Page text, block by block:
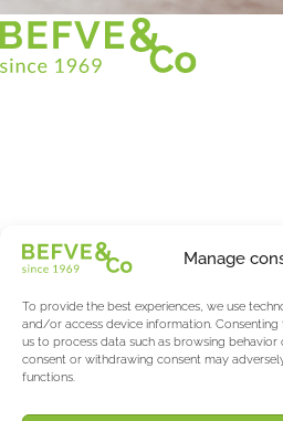
Manage
To provide the best experiences, we use
and/or access device information.
us to process data such as browsing behavior
consent or withdrawing consent may
functions.
About us
Partners
Actualités & Evènements
The Asparagus & Berry Blog